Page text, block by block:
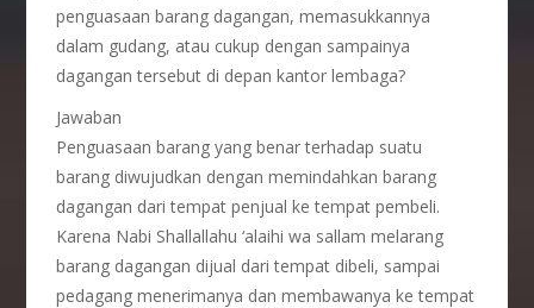
penguasaan barang dagangan, memasukkannya
dalam gudang, atau cukup dengan sampainya
dagangan tersebut di depan kantor lembaga?
Jawaban
Penguasaan barang yang benar terhadap suatu
barang diwujudkan dengan memindahkan barang
dagangan dari tempat penjual ke tempat pembeli.
Karena Nabi Shallallahu ‘alaihi wa sallam melarang
barang dagangan dijual dari tempat dibeli, sampai
pedagang menerimanya dan membawanya ke tempat